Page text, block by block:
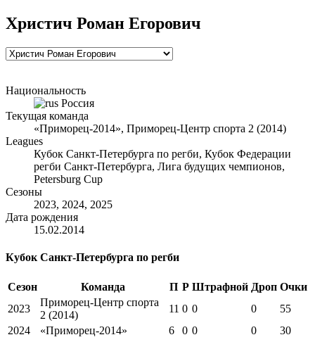
Христич Роман Егорович
Национальность
Россия
Текущая команда
«Приморец-2014», Приморец-Центр спорта 2 (2014)
Leagues
Кубок Санкт-Петербурга по регби, Кубок Федерации
регби Санкт-Петербурга, Лига будущих чемпионов,
Petersburg Cup
Сезоны
2023, 2024, 2025
Дата рождения
15.02.2014
Кубок Санкт-Петербурга по регби
Сезон Команда П Р Штрафной Дроп Очки
2023
Приморец-Центр спорта
2 (2014)
11 0 0 0
55
2024
«Приморец-2014» 6 0 0 0 30